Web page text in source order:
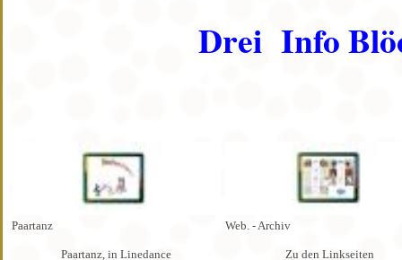
Drei Info
Paartanz
Paartanz, in Linedance
Web. - Archiv
Zu den Linkseiten